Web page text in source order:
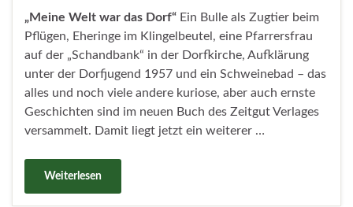
„Meine Welt war das Dorf“ Ein Bulle als Zugtier beim
Pflügen, Eheringe im Klingelbeutel, eine Pfarrersfrau
auf der „Schandbank“ in der Dorfkirche, Aufklärung
unter der Dorfjugend 1957 und ein Schweinebad – das
alles und noch viele andere kuriose, aber auch ernste
Geschichten sind im neuen Buch des Zeitgut Verlages
versammelt. Damit liegt jetzt ein weiterer …
Weiterlesen